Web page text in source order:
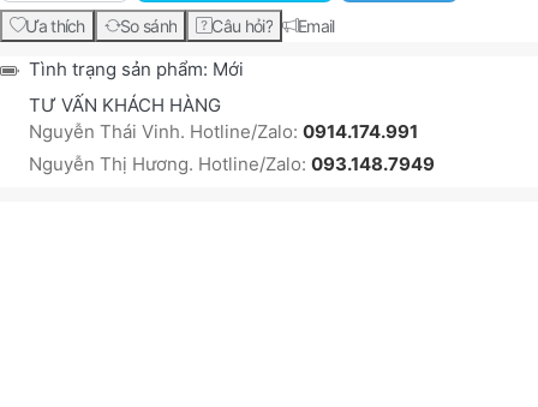
Ưa thích So sánh Câu hỏi? Email
Tình trạng sản phẩm: Mới
TƯ VẤN KHÁCH HÀNG
Nguyễn Thái Vinh. Hotline/Zalo: 0914.174.991
Nguyễn Thị Hương. Hotline/Zalo: 093.148.7949